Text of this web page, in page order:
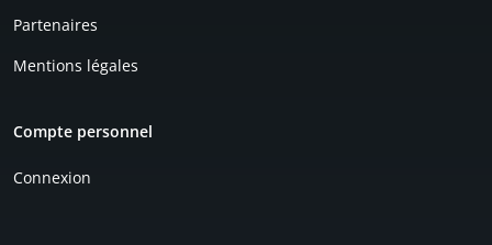
Partenaires
Mentions légales
Compte personnel
Connexion